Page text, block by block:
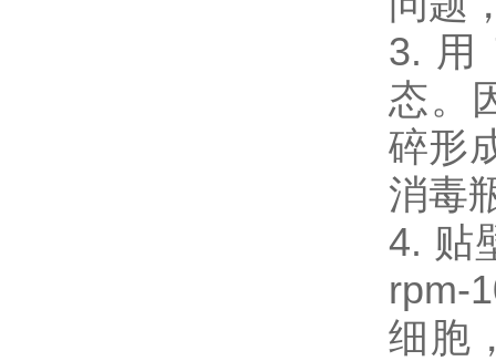
3. 用
态。
碎形
消毒
4. 贴
rpm-
细胞